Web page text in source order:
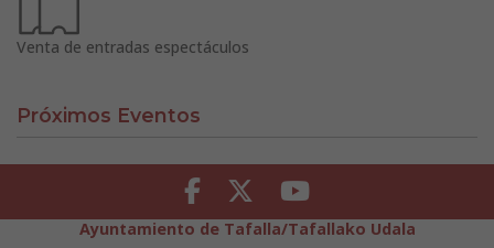
Venta de entradas espectáculos
Próximos Eventos
Facebook Twitter Youtube
Ayuntamiento de Tafalla/Tafallako Udala